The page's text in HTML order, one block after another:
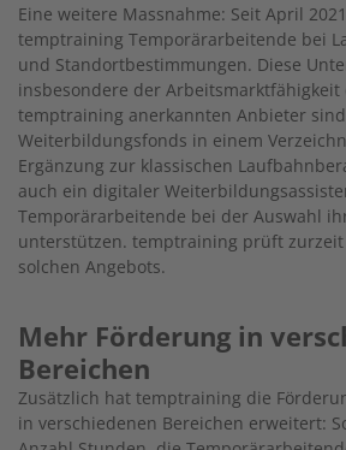
Eine weitere Massnahme: Seit April
temptraining Temporärarbeitende bei
und Standortbestimmungen. Diese
insbesondere der Arbeitsmarktfähigkeit
temptraining anerkannten Anbieter
Weiterbildungsfonds in einem
Ergänzung zur klassischen
auch ein digitaler
Temporärarbeitende bei der Auswahl
unterstützen. temptraining prüft zurzeit
solchen Angebots.
Mehr Förderung in
Bereichen
Zusätzlich hat temptraining die
in verschiedenen Bereichen erweitert: